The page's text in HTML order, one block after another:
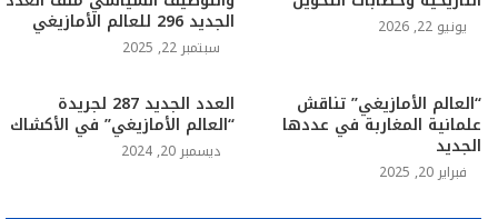
يونيو 22, 2026 الجديد 296 للعالم الأمازيغي
سبتمبر 22, 2025
“العالم الأمازيغي” تناقش
علمانية المغاربة في عددها
الجديد
فبراير 20, 2025
العدد الجديد 287 لجريدة
“العالم الأمازيغي” في الأكشاك
ديسمبر 20, 2024